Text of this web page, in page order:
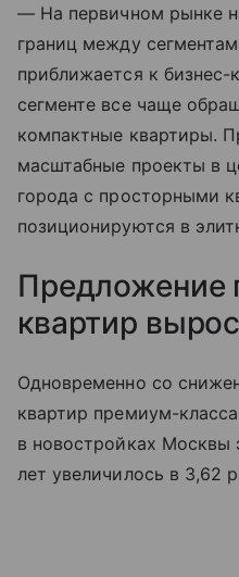
— На первичном рынке
границ между
приближается к бизнес-
сегменте все чаще
компактные квартиры.
масштабные проекты в
города с просторными
позиционируются в
Предложение
квартир
Одновременно со
квартир премиум-
в новостройках Москвы
лет увеличилось в 3,62